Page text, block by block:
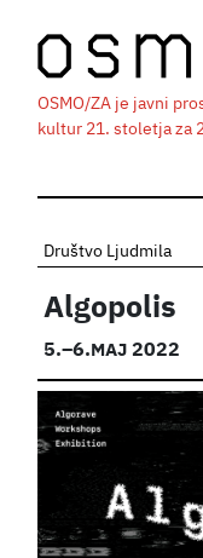
OSMO/ZA je javni
kultur 21. stoletja za
Društvo Ljudmila
Algopolis
5.–6. MAJ2022